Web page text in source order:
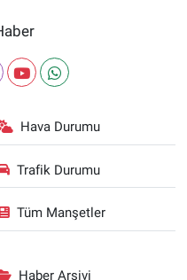
Hava Durumu
Trafik Durumu
Tüm Manşetler
Haber Arşivi